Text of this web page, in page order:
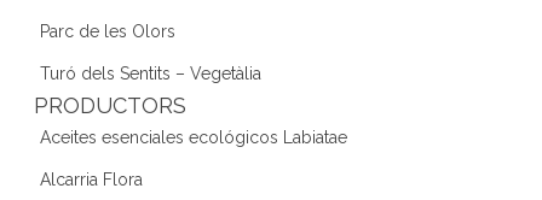
Parc de les Olors
Turó dels Sentits – Vegetàlia
PRODUCTORS
Aceites esenciales ecológicos Labiatae
Alcarria Flora